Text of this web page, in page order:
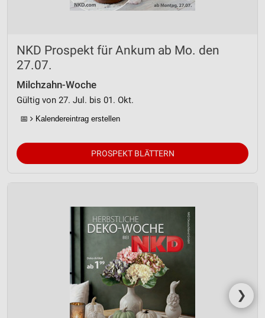
NKD Prospekt für Ankum ab Mo. den
27.07.
Milchzahn-Woche
Gültig von 27. Jul. bis 01. Okt.
📅 Kalendereintrag erstellen
PROSPEKT BLÄTTERN
❯